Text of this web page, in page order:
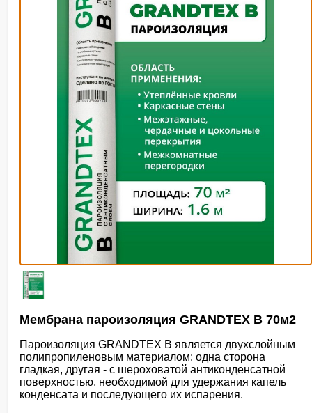
Мембрана пароизоляция GRANDTEX B 70м2
Пароизоляция GRANDTEX B является двухслойным
полипропиленовым материалом: одна сторона
гладкая, другая - с шероховатой антиконденсатной
поверхностью, необходимой для удержания капель
конденсата и последующего их испарения.